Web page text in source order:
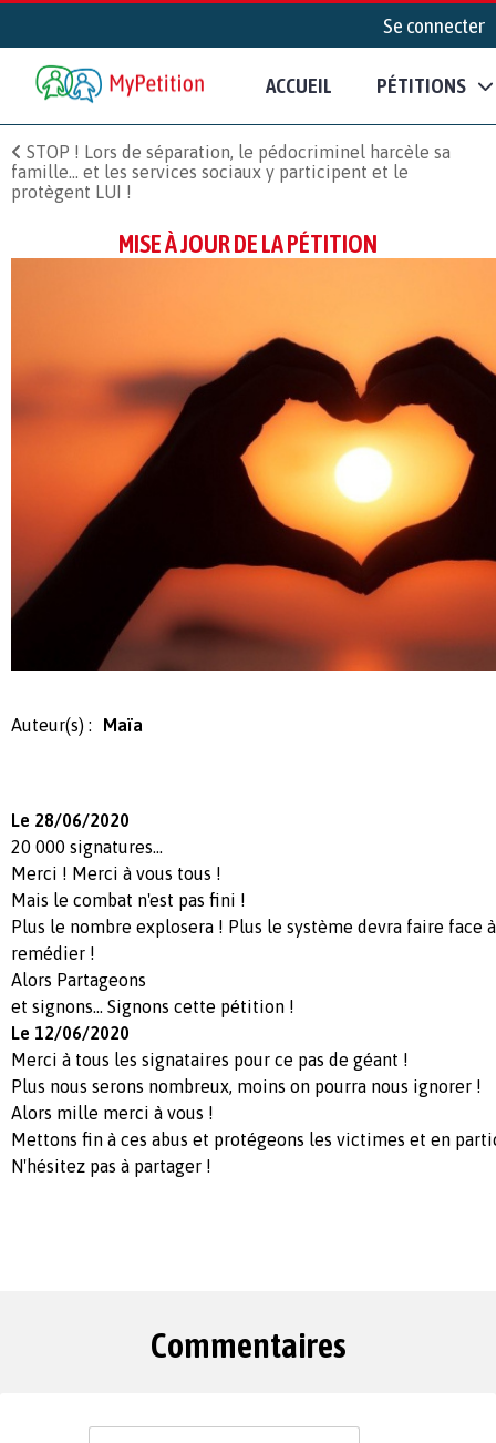
Se connecter
ACCUEIL PÉTITIONS
STOP ! Lors de séparation, le pédocriminel harcèle sa
famille... et les services sociaux y participent et le
protègent LUI !
MISE À JOUR DE LA PÉTITION
Auteur(s) : Maïa
Le 28/06/2020
20 000 signatures...
Merci ! Merci à vous tous !
Mais le combat n'est pas fini !
Plus le nombre explosera ! Plus le système devra faire face
remédier !
Alors Partageons
et signons... Signons cette pétition !
Le 12/06/2020
Merci à tous les signataires pour ce pas de géant !
Plus nous serons nombreux, moins on pourra nous ignorer !
Alors mille merci à vous !
Mettons fin à ces abus et protégeons les victimes et en
N'hésitez pas à partager !
Commentaires